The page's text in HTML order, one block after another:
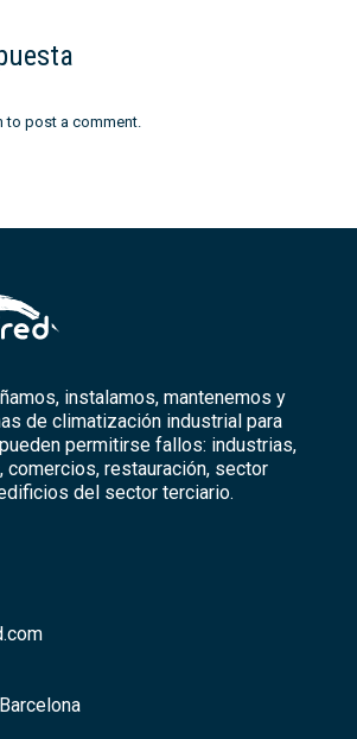
to post a comment.
instalamos, mantenemos y
de climatización industrial para
permitirse fallos: industrias,
restauración, sector
del sector terciario.